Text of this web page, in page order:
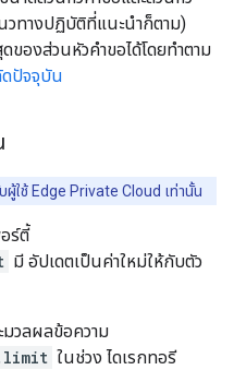
วทางปฏิบัติที่แนะนำก็ตาม)
องส่วนหัวคำขอได้โดยทำตาม
ดปัจจุบัน
ผู้ใช้ Edge Private Cloud เท่านั้น
ร์ตี้
มี อัปเดตเป็นค่าใหม่ให้กับตัว
วลผลข้อความ
ในช่วง ไดเรกทอรี